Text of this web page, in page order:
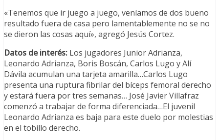
«Tenemos que ir juego a juego, veníamos de dos bueno
resultado fuera de casa pero lamentablemente no se no
se dieron las cosas aquí», agregó Jesús Cortez.
Datos de interés: Los jugadores Junior Adrianza,
Leonardo Adrianza, Boris Boscán, Carlos Lugo y Alí
Dávila acumulan una tarjeta amarilla…Carlos Lugo
presenta una ruptura fibrilar del bíceps femoral derecho
y estará fuera por tres semanas… José Javier Villafraz
comenzó a trabajar de forma diferenciada…El juvenil
Leonardo Adrianza es baja para este duelo por molestias
en el tobillo derecho.